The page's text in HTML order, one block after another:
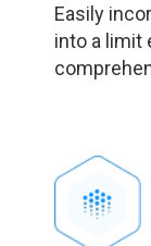
Easily
into a limit